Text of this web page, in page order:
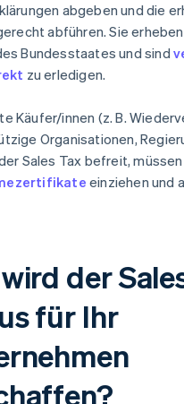
abgeben und die
abführen. Sie
Bundesstaates und sind
zu erledigen.
Käufer/innen (z. B.
Organisationen,
Sales Tax befreit,
einziehen und
der
für Ihr